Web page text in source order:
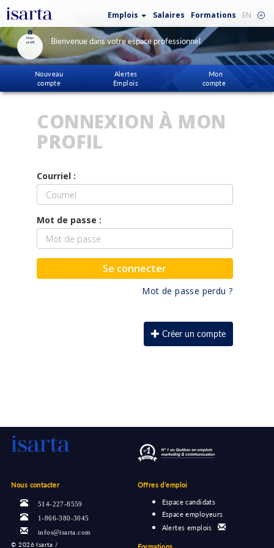
Emplois Salaires Formations EN
Mon
profil
Bienvenue dans votre espace professionnel.
Nouveau
compte
Alertes
Emplois
Mon
compte
CONNEXION À MON
PROFIL
Courriel :
Mot de passe :
Se connecter
Mot de passe perdu ?
Créer un compte
Nous contacter
514-227-8559
1-866-380-3045
infos@isarta.com
©2026 Isarta /
Offres d'emploi
Espace candidats
Espace employeurs
Alertes emplois